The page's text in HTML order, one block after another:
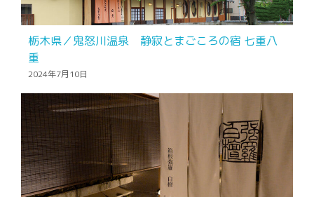
栃木県／鬼怒川温泉 静寂とまごころの宿 七重八
重
2024年7月10日